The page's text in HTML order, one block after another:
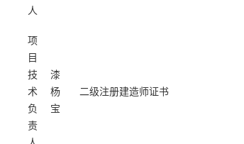
人
项
目
技
术
负
责
漆
杨
宝
二级注册建造师证书